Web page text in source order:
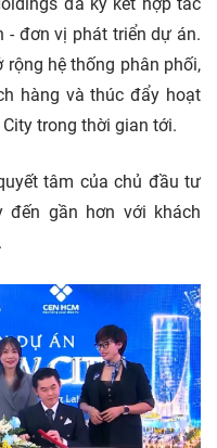
- đơn vị phát triển dự án.
hệ thống phân phối,
hàng và thúc đẩy hoạt
trong thời gian tới.
tâm của chủ đầu tư
đến gần hơn với khách